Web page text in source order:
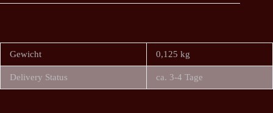
Gewicht 0,125 kg
Delivery Status ca. 3-4 Tage